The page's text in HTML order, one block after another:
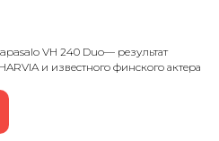
VH 240 Duo— результат
и известного финского актера